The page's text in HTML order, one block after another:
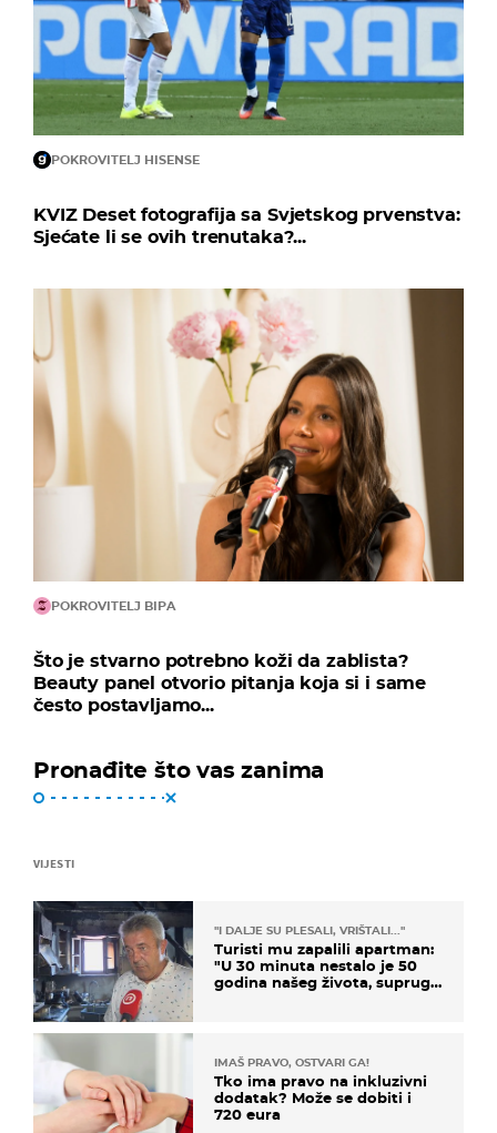
POKROVITELJ HISENSE
KVIZ Deset fotografija sa Svjetskog prvenstva:
Sjećate li se ovih trenutaka?...
POKROVITELJ BIPA
Što je stvarno potrebno koži da zablista?
Beauty panel otvorio pitanja koja si i same
često postavljamo...
Pronađite što vas zanima
VIJESTI
"I DALJE SU PLESALI, VRIŠTALI..."
Turisti mu zapalili apartman:
"U 30 minuta nestalo je 50
godina našeg života, supruga
IMAŠ PRAVO, OSTVARI GA!
Tko ima pravo na inkluzivni
dodatak? Može se dobiti i
720 eura